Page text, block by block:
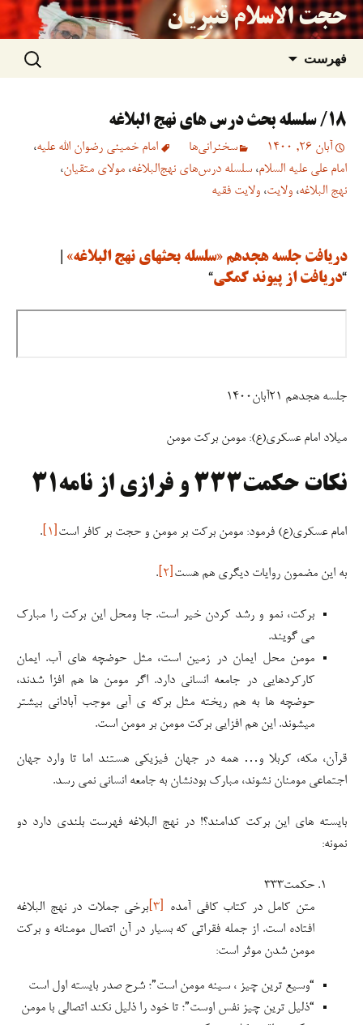
حجت الاسلام قنبریان
فهرست
نوشته‌ها
جستجو
برای:
۱۸/ سلسله بحث درس های نهج البلاغه
آبان 26, 1400 سخنرانی‏‏‌ها امام خمینی رضوان الله علیه،
امام علی علیه السلام، سلسله درس‌های نهج‌البلاغه، مولای متقیان،
نهج البلاغه، ولایت، ولایت فقیه
دریافت جلسه هجدهم «سلسله بحثهای نهج البلاغه»
“دریافت از پیوند کمکی“
جلسه هجدهم ۲۱آبان۱۴۰۰
میلاد امام عسکری(ع): مومن برکت مومن
نکات حکمت۳۳۳ و فرازی از نامه۳۱
امام عسکری(ع) فرمود: مومن برکت بر مومن و حجت بر کافر است[۱] .
به این مضمون روایات دیگری هم هست[۲] .
برکت، نمو و رشد کردن خیر است. جا ومحل این برکت را مبارک
می گویند.
مومن محل ایمان در زمین است، مثل حوضچه های آب. ایمان
کارکردهایی در جامعه انسانی دارد. اگر مومن ها هم افزا شدند،
حوضچه ها به هم ریخته مثل برکه ی آبی موجب آبادانی بیشتر
میشوند. این هم افزایی برکت مومن بر مومن است.
قرآن، مکه، کربلا و… همه در جهان فیزیکی هستند اما تا وارد جهان
اجتماعی مومنان نشوند، مبارک بودنشان به جامعه انسانی نمی رسد.
بایسته های این برکت کدامند؟! در نهج البلاغه فهرست بلندی دارد دو
نمونه:
حکمت۳۳۳
متن کامل در کتاب کافی آمده [۳]
برخی جملات در نهج البلاغه
افتاده است. از جمله فقراتی که بسیار در آن اتصال مومنانه و برکت
مومن شدن موثر است:
“وسیع ترین چیز ، سینه مومن است”؛ شرح صدر بایسته اول است
“ذلیل ترین چیز نفس اوست”؛ تا خود را ذلیل نکند اتصالی با مومن